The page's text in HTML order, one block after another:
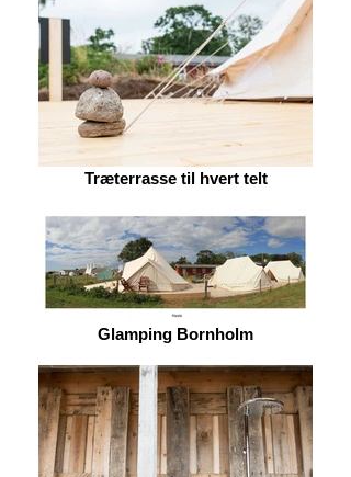
Træterrasse til hvert telt
Glamping Bornholm